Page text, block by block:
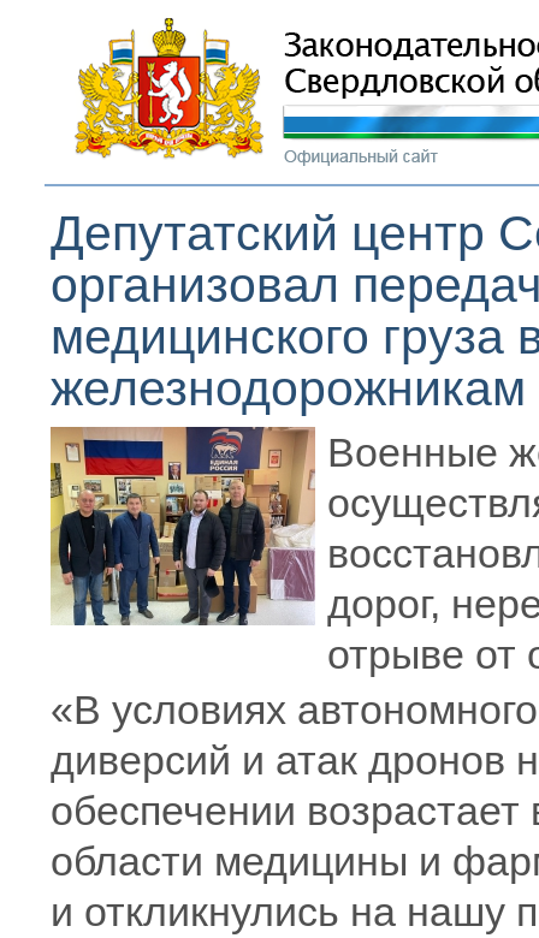
Депутатский центр
организовал
медицинского груза
Военные
дорог,
отрыве от
«В условиях
диверсий и атак дронов
обеспечении
области медицины и
и откликнулись на нашу